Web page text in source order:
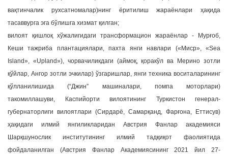
вақтинчалик рухсатномалар)нинг ёритилиш жараёнлари ҳақида
тасаввурга эга бўлишга хизмат қилган;
вилоят қишлоқ хўжалигидаги трансформацион жараёнлар - Мурғоб,
Кеши тажриба плантациялари, пахта янги навлари («Миср», «Sea
Island», «Upland»), чорвачиликдаги (аймоқ, қоракўл ва Мерино зотли
қўйлар, Ангор зотли эчкилар) ўзгаришлар, янги техника воситаларининг
қўлланилишида (“Джин” машиналари, помпа моторлари)
такомиллашуви, Каспийорти вилоятининг Туркистон генерал-
губернаторлиги вилоятлари (Сирдарё, Самарқанд, Фарғона, Еттисув)
ҳақидаги илмий янгиликларидан Австрия Фанлар академияси
Шарқшунослик институтининг илмий тадқиқот фаолиятида
фойдаланилган (Австрия Фанлар Академиясининг 2021 йил 27-